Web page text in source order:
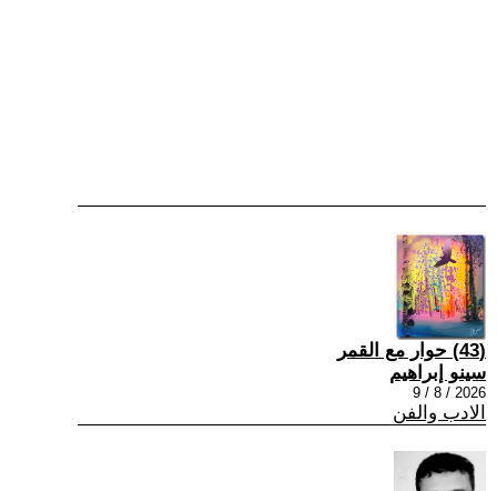
(43) حوار مع القمر
سينو إبراهيم
2026 / 8 / 9
الادب والفن